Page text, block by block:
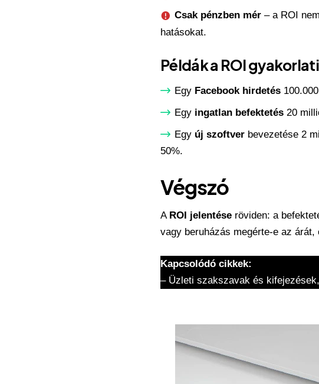
Csak pénzben mér – a ROI
hatásokat.
Példák a ROI
Egy Facebook hirdetés
Egy ingatlan befektetés 20
Egy új szoftver bevezetése 2
50%.
Végszó
A ROI jelentése röviden: a
vagy beruházás megérte-e az
Kapcsolódó cikkek:
– Üzleti szakszavak és